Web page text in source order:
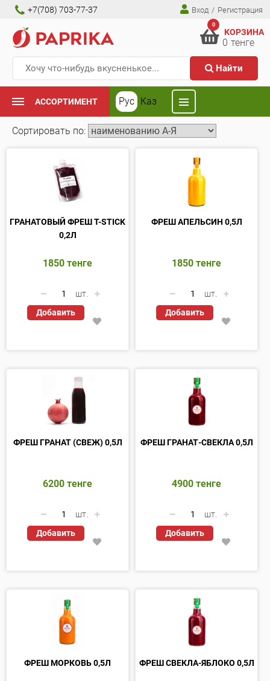
+7(708) 703-77-37 Вход / Регистрация
Найти
0
КОРЗИНА
0 тенге
АССОРТИМЕНТ Рус Каз
Сортировать по:
ГРАНАТОВЫЙ ФРЕШ T-STICK
0,2Л
1850 тенге
шт.
Добавить
ФРЕШ АПЕЛЬСИН 0,5Л
1850 тенге
шт.
Добавить
ФРЕШ ГРАНАТ (СВЕЖ) 0,5Л
6200 тенге
шт.
Добавить
ФРЕШ ГРАНАТ-СВЕКЛА 0,5Л
4900 тенге
шт.
Добавить
ФРЕШ МОРКОВЬ 0,5Л ФРЕШ СВЕКЛА-ЯБЛОКО 0,5Л